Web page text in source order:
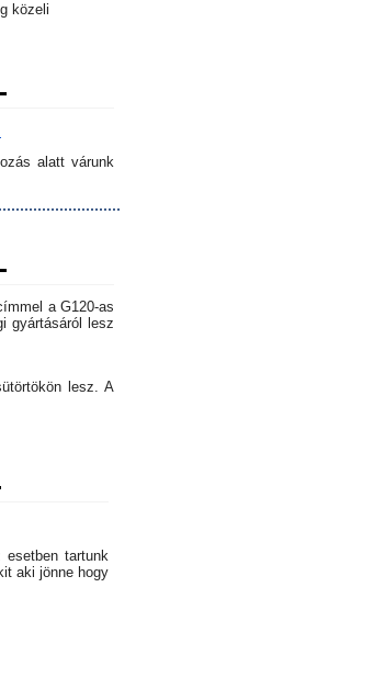
közeli
alatt várunk
a G120-as
gyártásáról lesz
lesz. A
tartunk
aki jönne hogy